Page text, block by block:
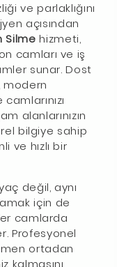
ve parlaklığını
açısından
Silme hizmeti,
camları ve iş
sunar. Dost
modern
alanlarınızın
bilgiye sahip
ve hızlı bir
değil, aynı
için de
camlarda
Profesyonel
ortadan
kalmasını